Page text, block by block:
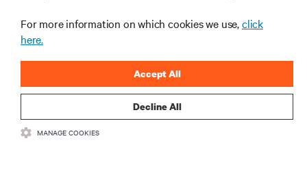
기업
For more information on which cookies we use,click
here.
Decline All
Accept All
MANAGE COOKIES